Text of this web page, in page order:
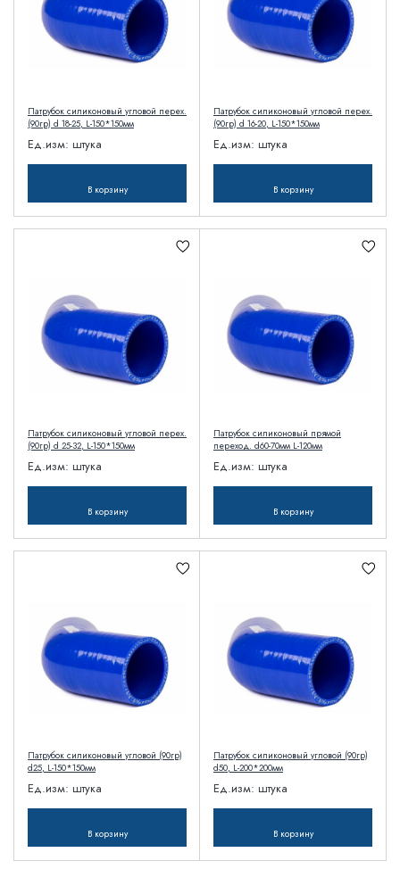
Патрубок силиконовый угловой перех.
(90гр) d 18-25, L-150*150мм
Ед.изм: штука
В корзину
Патрубок силиконовый угловой перех.
(90гр) d 16-20, L-150*150мм
Ед.изм: штука
В корзину
Патрубок силиконовый угловой перех.
(90гр) d 25-32, L-150*150мм
Ед.изм: штука
В корзину
Патрубок силиконовый прямой
переход. d60-70мм L-120мм
Ед.изм: штука
В корзину
Патрубок силиконовый угловой (90гр)
d25, L-150*150мм
Ед.изм: штука
В корзину
Патрубок силиконовый угловой (90гр)
d50, L-200*200мм
Ед.изм: штука
В корзину